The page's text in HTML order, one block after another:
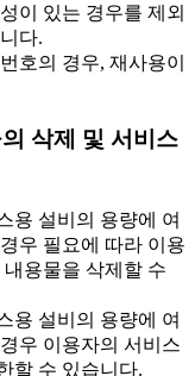
이 있는 경우를 제외
다.
호의 경우, 재사용이
삭제 및 서비스
용 설비의 용량에 여
우 필요에 따라 이용
용물을 삭제할 수
용 설비의 용량에 여
우 이용자의 서비스
할 수 있습니다.